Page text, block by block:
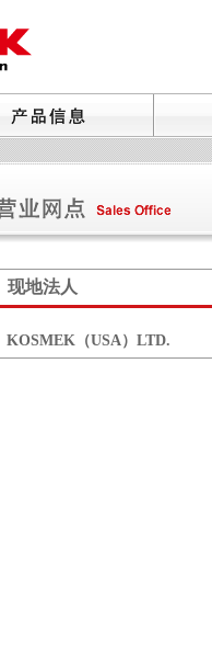
现地法人
KOSMEK（USA）LTD.